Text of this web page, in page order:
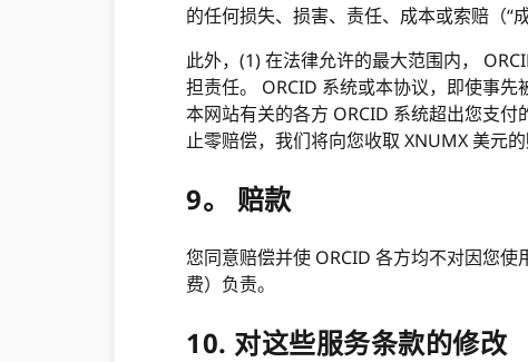
的任何损失、损害、责任、成本或索赔（“
此外，(1) 在法律允许的最大范围内，
担责任。 ORCID 系统或本协议，即使事
本网站有关的各方 ORCID 系统超出您支
止零赔偿，我们将向您收取 XNUMX 美元
9。 赔款
您同意赔偿并使 ORCID 各方均不对因您
费）负责。
10. 对这些服务条款的修改